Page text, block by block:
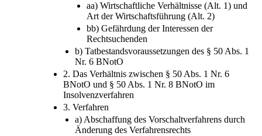
aa) Wirtschaftliche Verhältnisse (Alt. 1) und
Art der Wirtschaftsführung (Alt. 2)
bb) Gefährdung der Interessen der
Rechtsuchenden
b) Tatbestandsvoraussetzungen des § 50 Abs. 1
Nr. 6 BNotO
2. Das Verhältnis zwischen § 50 Abs. 1 Nr. 6
BNotO und § 50 Abs. 1 Nr. 8 BNotO im
Insolvenzverfahren
3. Verfahren
a) Abschaffung des Vorschaltverfahrens durch
Änderung des Verfahrensrechts